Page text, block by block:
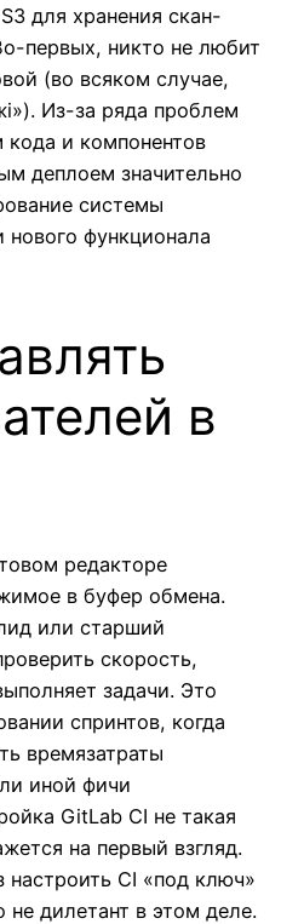
для хранения скан-
первых, никто не любит
(во всяком случае,
Из-за ряда проблем
кода и компонентов
деплоем значительно
системы
нового функционала
в
редакторе
в буфер обмена.
или старший
скорость,
задачи. Это
спринтов, когда
времязатраты
иной фичи
GitLab CI не такая
на первый взгляд.
настроить CI «под ключ»
не дилетант в этом деле.